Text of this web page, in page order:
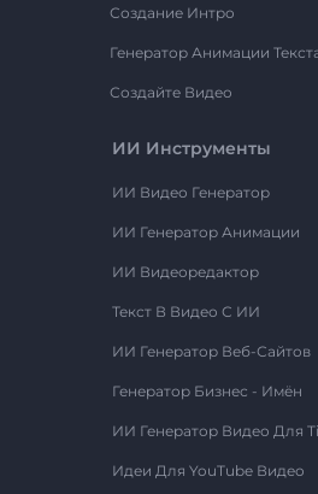
Создание Интро
Генератор Анимации
Создайте Видео
ИИ Инструменты
ИИ Видео Генератор
ИИ Генератор Анимации
ИИ Видеоредактор
Текст В Видео С ИИ
ИИ Генератор Веб-Сайтов
Генератор Бизнес - Имён
ИИ Генератор Видео Для
Идеи Для YouTube Видео